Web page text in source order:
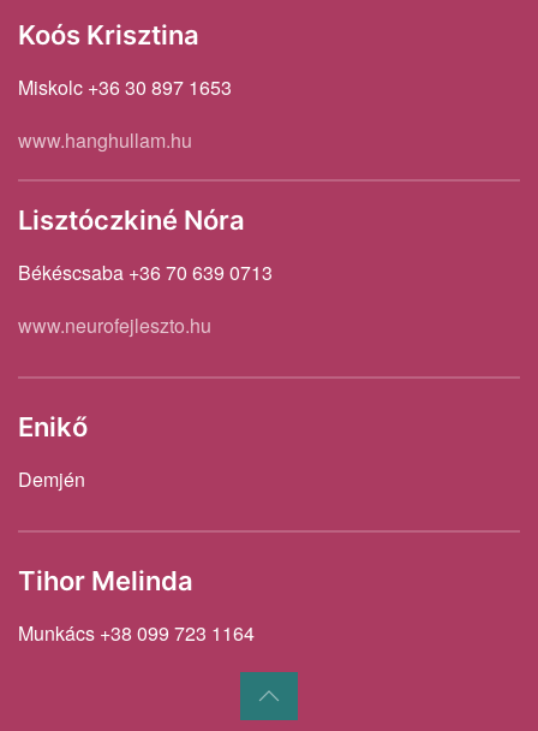
Koós Krisztina
Miskolc +36 30 897 1653
www.hanghullam.hu
Lisztóczkiné Nóra
Békéscsaba +36 70 639 0713
www.neurofejleszto.hu
Enikő
Demjén
Tihor Melinda
Munkács +38 099 723 1164